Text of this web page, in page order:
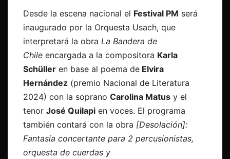
Desde la escena nacional el Festival PM será
inaugurado por la Orquesta Usach, que
interpretará la obra La Bandera de
Chile encargada a la compositora Karla
Schüller en base al poema de Elvira
Hernández (premio Nacional de Literatura
2024) con la soprano Carolina Matus y el
tenor José Quilapi en voces. El programa
también contará con la obra [Desolación]:
Fantasía concertante para 2 percusionistas,
orquesta de cuerdas y